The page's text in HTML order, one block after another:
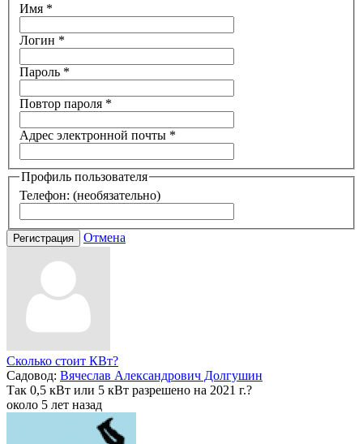
Имя *
Логин *
Пароль *
Повтор пароля *
Адрес электронной почты *
Профиль пользователя
Телефон: (необязательно)
Регистрация Отмена
Сколько стоит КВт?
Садовод: Вячеслав Александрович Долгушин
Так 0,5 кВт или 5 кВт разрешено на 2021 г.?
около 5 лет назад